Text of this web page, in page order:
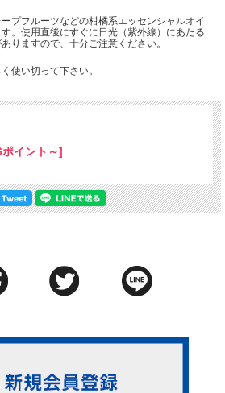
プフルーツなどの柑橘系エッセンシャルオイ
。使用直後にすぐに日光（紫外線）にあたる
りますので、十分ご注意ください。
使い切って下さい。
イント～]